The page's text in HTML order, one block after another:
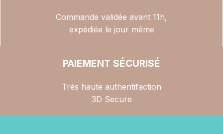
Commande validée avant 11h,
expédiée le jour même
PAIEMENT SÉCURISÉ
Très haute authentifaction
3D Secure